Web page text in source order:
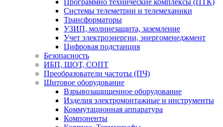
Программно технические комплексы (ПТК)
Системы телеметрии и телемеханики
Трансформаторы
УЗИП, молниезащита, заземление
Учет электроэнергии, энергоменеджмент
Цифровая подстанция
Безопасность
ИБП, ШОТ, СОПТ
Преобразователи частоты (ПЧ)
Щитовое оборудование
Взрывозащищенное оборудование
Изделия электромонтажные и инструменты
Коммутационная аппаратура
Компоненты